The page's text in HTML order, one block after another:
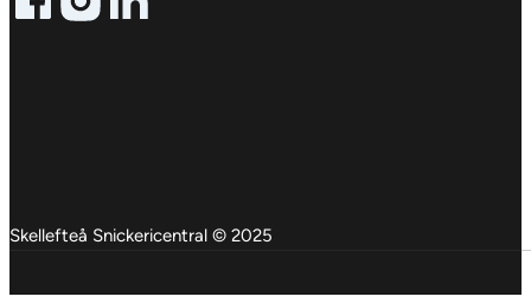
Follow me on Facebook
Follow me on X
Skellefteå Snickericentral © 2025